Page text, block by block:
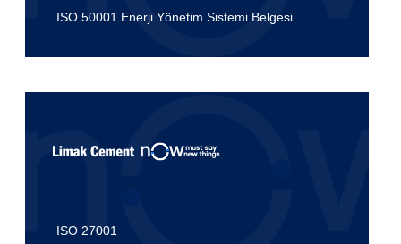
ISO 50001 Enerji Yönetim Sistemi Belgesi
ISO 27001